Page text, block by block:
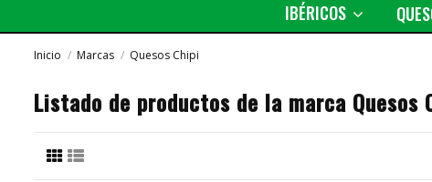
IBÉRICOS
Inicio Marcas Quesos Chipi
Listado de productos de la marca Quesos